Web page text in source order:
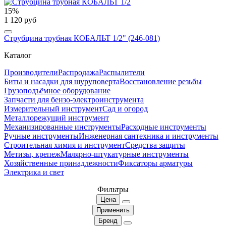
15%
1 120 руб
Струбцина трубная КОБАЛЬТ 1/2" (246-081)
Каталог
ПроизводителиРаспродажаРаспылители
Биты и насадки для шуруповертаВосстановление резьбы
Грузоподъёмное оборудование
Запчасти для бензо-электроинструмента
Измерительный инструментСад и огород
Металлорежущий инструмент
Механизированные инструментыРасходные инструменты
Ручные инструментыИнженерная сантехника и инструменты
Строительная химия и инструментСредства защиты
Метизы, крепежМалярно-штукатурные инструменты
Хозяйственные принадлежностиФиксаторы арматуры
Электрика и свет
Фильтры
Цена
Применить
Бренд